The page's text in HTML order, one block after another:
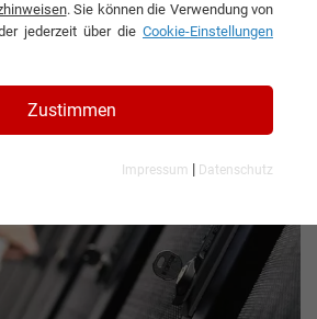
Schneemayer, CEO
IT Consulting GmbH
. Sie können die Verwendung von
jederzeit über die Cookie-Einstellungen
Zustimmen
Impressum | Datenschutz